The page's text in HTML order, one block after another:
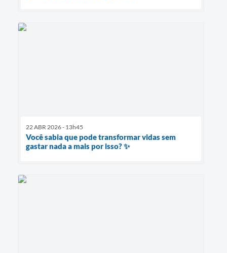
22 ABR 2026 - 13h45
Você sabia que pode transformar vidas sem
gastar nada a mais por isso? ✨